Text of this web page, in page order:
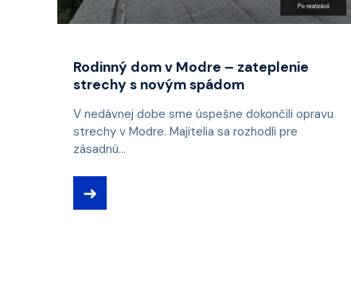
Rodinný dom v Modre – zateplenie
strechy s novým spádom
V nedávnej dobe sme úspešne dokončili opravu
strechy v Modre. Majitelia sa rozhodli pre
zásadnú...
➜